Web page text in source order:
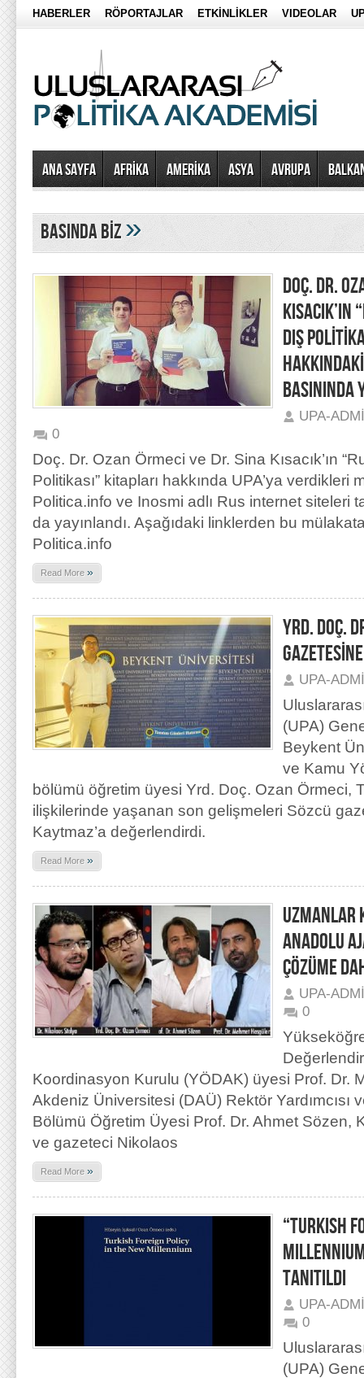
HABERLER RÖPORTAJLAR ETKİNLİKLER VIDEOLAR
Ana Sayfa AFRİKA AMERİKA ASYA AVRUPA
BASINDA BİZ»
DOÇ. DR.
KISACIK’IN
DIŞ
BASININDA
UPA-
0
Doç. Dr. Ozan Örmeci ve Dr. Sina Kısacık’ın
Politikası” kitapları hakkında UPA’ya verdikleri
Politica.info ve Inosmi adlı Rus internet siteleri
da yayınlandı. Aşağıdaki linklerden bu
Politica.info
Read More »
YRD. DOÇ.
UPA-
(UPA)
Beykent
ve Kamu
bölümü öğretim üyesi Yrd. Doç. Ozan Örmeci,
ilişkilerinde yaşanan son gelişmeleri Sözcü
Kaytmaz’a değerlendirdi.
Read More »
UZMANLAR
ANADOLU
ÇÖZÜME
UPA-
0
Koordinasyon Kurulu (YÖDAK) üyesi Prof. Dr.
Akdeniz Üniversitesi (DAÜ) Rektör Yardımcısı
Bölümü Öğretim Üyesi Prof. Dr. Ahmet Sözen,
ve gazeteci Nikolaos
Read More »
“TURKISH
TANITILDI
UPA-
0
(UPA)